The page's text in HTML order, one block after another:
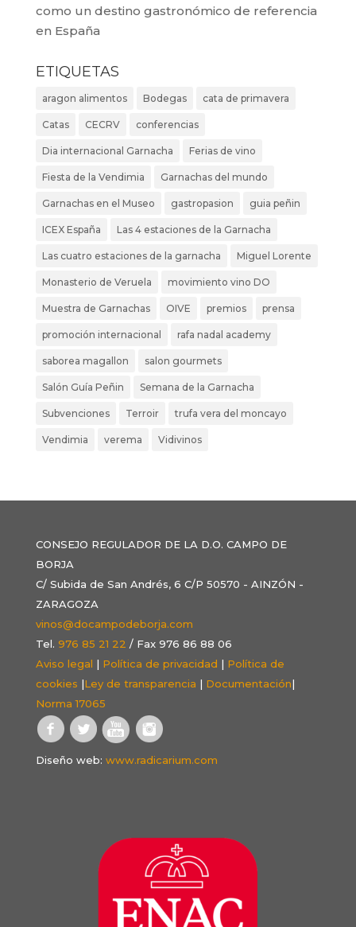
como un destino gastronómico de referencia
en España
ETIQUETAS
aragon alimentos Bodegas cata de primavera
Catas CECRV conferencias
Dia internacional Garnacha Ferias de vino
Fiesta de la Vendimia Garnachas del mundo
Garnachas en el Museo gastropasion guia peñin
ICEX España Las 4 estaciones de la Garnacha
Las cuatro estaciones de la garnacha Miguel Lorente
Monasterio de Veruela movimiento vino DO
Muestra de Garnachas OIVE premios prensa
promoción internacional rafa nadal academy
saborea magallon salon gourmets
Salón Guía Peñin Semana de la Garnacha
Subvenciones Terroir trufa vera del moncayo
Vendimia verema Vidivinos
CONSEJO REGULADOR DE LA D.O. CAMPO DE
BORJA
C/ Subida de San Andrés, 6 C/P 50570 - AINZÓN -
ZARAGOZA
vinos@docampodeborja.com
Tel. 976 85 21 22 / Fax 976 86 88 06
Aviso legal | Política de privacidad | Política de
cookies |Ley de transparencia | Documentación|
Norma 17065
Diseño web: www.radicarium.com